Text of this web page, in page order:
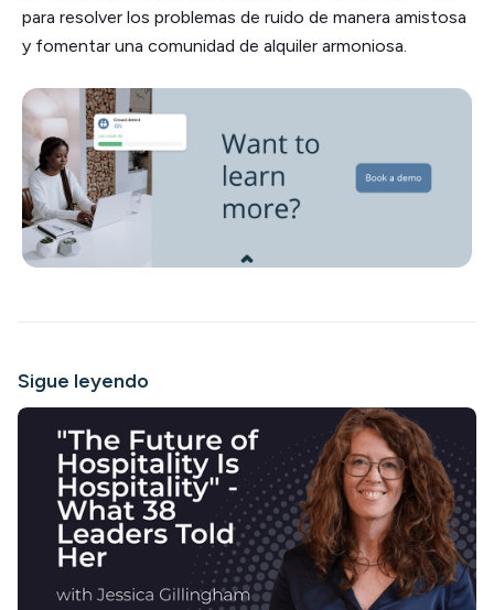
para resolver los problemas de ruido de manera amistosa
y fomentar una comunidad de alquiler armoniosa.
Sigue leyendo